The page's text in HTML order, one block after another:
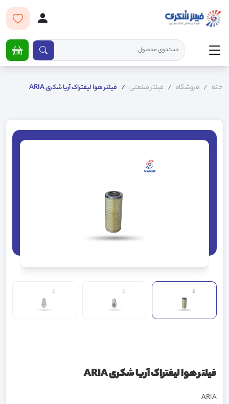
خانه فروشگاه فیلتر صنعتی فیلتر هوا لیفتراک آریا شکری ARIA
فیلتر هوا لیفتراک آریا شکری ARIA
ARIA